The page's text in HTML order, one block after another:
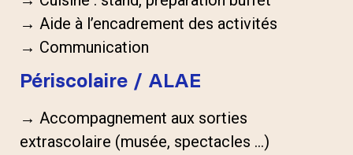
→ Aide à l’encadrement des activités
→ Communication
Périscolaire / ALAE
→ Accompagnement aux sorties
extrascolaire (musée, spectacles …)